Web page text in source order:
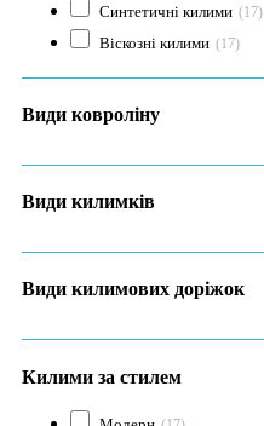
Синтетичні килими (17)
Віскозні килими (17)
Види ковроліну
Види килимків
Види килимових доріжок
Килими за стилем